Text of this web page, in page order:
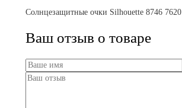
Солнцезащитные очки Silhouette 8746 7620
Ваш отзыв о товаре